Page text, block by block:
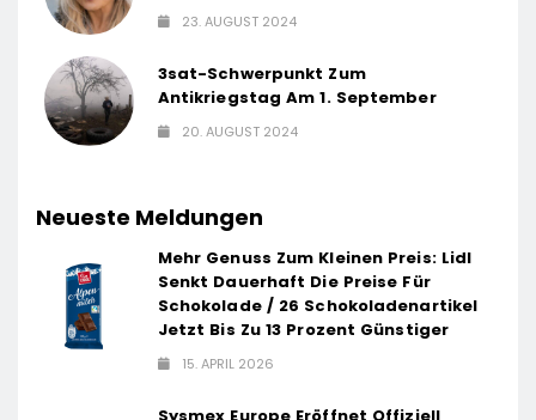
23. AUGUST 2024
3sat-Schwerpunkt Zum
Antikriegstag Am 1. September
20. AUGUST 2024
Neueste Meldungen
Mehr Genuss Zum Kleinen Preis: Lidl
Senkt Dauerhaft Die Preise Für
Schokolade / 26 Schokoladenartikel
Jetzt Bis Zu 13 Prozent Günstiger
15. APRIL 2026